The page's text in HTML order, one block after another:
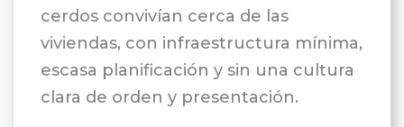
cerdos convivían cerca de las
viviendas, con infraestructura mínima,
escasa planificación y sin una cultura
clara de orden y presentación.